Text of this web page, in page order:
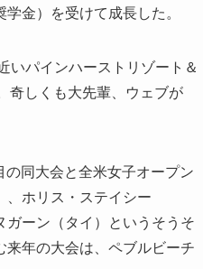
金）を受けて成長した。
いパインハーストリゾート＆
奇しくも大先輩、ウェブが
同大会と全米女子オープン
、ホリス・ステイシー
ガーン（タイ）というそうそ
来年の大会は、ペブルビーチ